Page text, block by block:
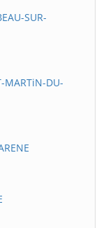
SUR-
DU-